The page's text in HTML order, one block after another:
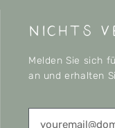
nichts
Melden Sie sich
an und erhalten